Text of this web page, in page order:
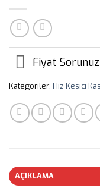
Fiyat
Kategoriler: Hız Kesici
AÇIKLAMA